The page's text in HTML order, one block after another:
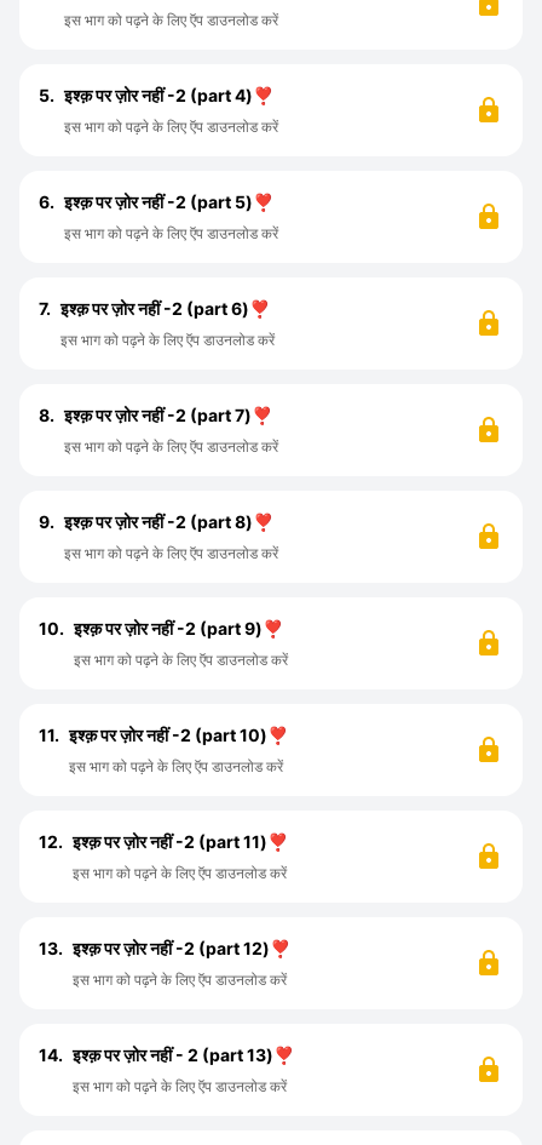
इस भाग को पढ़ने के लिए ऍप डाउनलोड करें
5. इश्क़ पर ज़ोर नहीं -2 (part 4)❣️
इस भाग को पढ़ने के लिए ऍप डाउनलोड करें
6. इश्क़ पर ज़ोर नहीं -2 (part 5)❣️
इस भाग को पढ़ने के लिए ऍप डाउनलोड करें
7. इश्क़ पर ज़ोर नहीं -2 (part 6)❣️
इस भाग को पढ़ने के लिए ऍप डाउनलोड करें
8. इश्क़ पर ज़ोर नहीं -2 (part 7)❣️
इस भाग को पढ़ने के लिए ऍप डाउनलोड करें
9. इश्क़ पर ज़ोर नहीं -2 (part 8)❣️
इस भाग को पढ़ने के लिए ऍप डाउनलोड करें
10. इश्क़ पर ज़ोर नहीं -2 (part 9)❣️
इस भाग को पढ़ने के लिए ऍप डाउनलोड करें
11. इश्क़ पर ज़ोर नहीं -2 (part 10)❣️
इस भाग को पढ़ने के लिए ऍप डाउनलोड करें
12. इश्क़ पर ज़ोर नहीं -2 (part 11)❣️
इस भाग को पढ़ने के लिए ऍप डाउनलोड करें
13. इश्क़ पर ज़ोर नहीं -2 (part 12)❣️
इस भाग को पढ़ने के लिए ऍप डाउनलोड करें
14. इश्क़ पर ज़ोर नहीं - 2 (part 13)❣️
इस भाग को पढ़ने के लिए ऍप डाउनलोड करें